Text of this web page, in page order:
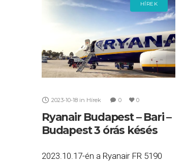
HÍREK
2023-10-18 in Hírek 0 0
Ryanair Budapest – Bari –
Budapest 3 órás késés
2023.10.17-én a Ryanair FR 5190